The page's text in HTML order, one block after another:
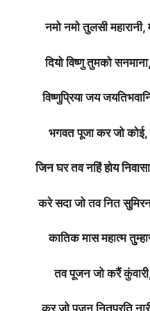
नमो नमो तुलसी
दियो विष्णु तुमको
विष्णुप्रिया जय
भगवत पूजा कर जो कोई,
जिन घर तव नहिं होय
करे सदा जो तव नित
कातिक मास महात्म
तव पूजन जो करैं